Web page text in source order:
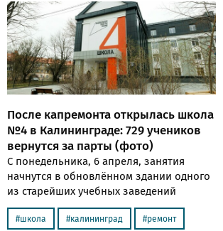
После капремонта открылась школа
№4 в Калининграде: 729 учеников
вернутся за парты (фото)
С понедельника, 6 апреля, занятия
начнутся в обновлённом здании одного
из старейших учебных заведений
школа калининград ремонт